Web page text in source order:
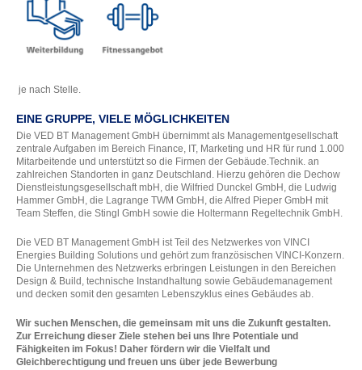
je nach Stelle.
EINE GRUPPE, VIELE MÖGLICHKEITEN
Die VED BT Management GmbH übernimmt als Managementgesellschaft
zentrale Aufgaben im Bereich Finance, IT, Marketing und HR für rund 1.000
Mitarbeitende und unterstützt so die Firmen der Gebäude.Technik. an
zahlreichen Standorten in ganz Deutschland. Hierzu gehören die Dechow
Dienstleistungsgesellschaft mbH, die Wilfried Dunckel GmbH, die Ludwig
Hammer GmbH, die Lagrange TWM GmbH, die Alfred Pieper GmbH mit
Team Steffen, die Stingl GmbH sowie die Holtermann Regeltechnik GmbH.
Die VED BT Management GmbH ist Teil des Netzwerkes von VINCI
Energies Building Solutions und gehört zum französischen VINCI-Konzern.
Die Unternehmen des Netzwerks erbringen Leistungen in den Bereichen
Design & Build, technische Instandhaltung sowie Gebäudemanagement
und decken somit den gesamten Lebenszyklus eines Gebäudes ab.
Wir suchen Menschen, die gemeinsam mit uns die Zukunft gestalten.
Zur Erreichung dieser Ziele stehen bei uns Ihre Potentiale und
Fähigkeiten im Fokus! Daher fördern wir die Vielfalt und
Gleichberechtigung und freuen uns über jede Bewerbung